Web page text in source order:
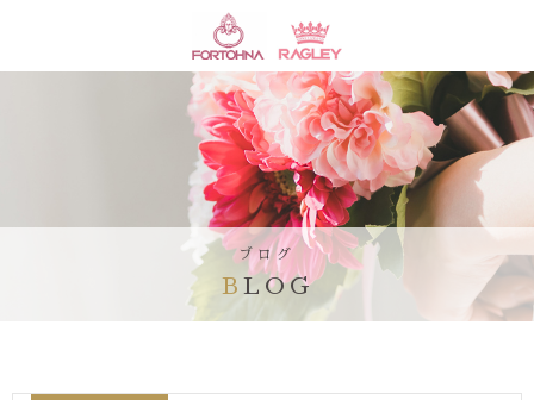
ブログ
BLOG